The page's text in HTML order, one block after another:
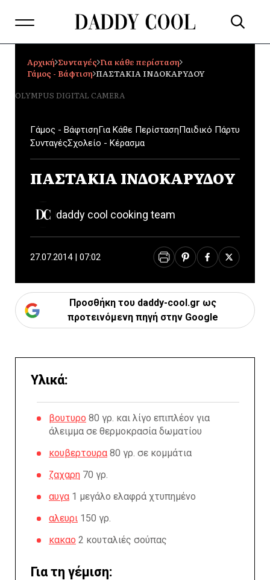
Αρχική Συνταγές Για κάθε περίσταση
Γάμος - Βάφτιση ΠΑΣΤΑΚΙΑ ΙΝΔΟΚΑΡΥΔΟΥ
OLYMPUS DIGITAL CAMERA
Γάμος - ΒάφτισηΓια Κάθε ΠερίστασηΠαιδικό Πάρτυ
ΣυνταγέςΣχολείο - Κέρασμα
ΠΑΣΤΑΚΙΑ ΙΝΔΟΚΑΡΥΔΟΥ
daddy cool cooking team
27.07.2014 | 07:02
Προσθήκη του daddy-cool.gr ως
προτεινόμενη πηγή στην Google
Υλικά:
βουτυρο 80 γρ. και λίγο επιπλέον για
άλειμμα σε θερμοκρασία δωματίου
κουβερτουρα 80 γρ. σε κομμάτια
ζαχαρη 70 γρ.
αυγα 1 μεγάλο ελαφρά χτυπημένο
αλευρι 150 γρ.
κακαο 2 κουταλιές σούπας
Για τη γέμιση: